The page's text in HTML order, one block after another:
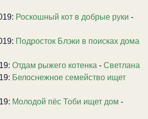
Роскошный кот в добрые руки -
Подросток Блэки в поисках дома
Отдам рыжего котенка - Светлана
Белоснежное семейство ищет
Молодой пёс Тоби ищет дом -